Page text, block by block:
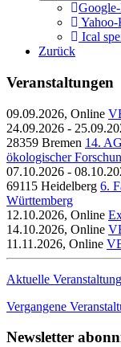
Yahoo-
Ical
Zurück
Veranstaltungen
09.09.2026, Online
24.09.2026 -
28359 Bremen 14.
ökologischer
07.10.2026 -
69115 Heidelberg 6.
Württemberg
12.10.2026, Online
14.10.2026, Online
11.11.2026, Online
Aktuelle
Vergangene
Newsletter